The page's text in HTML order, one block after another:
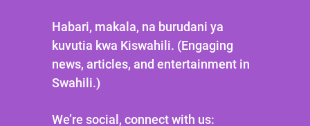
Habari, makala, na burudani ya
kuvutia kwa Kiswahili. (Engaging
news, articles, and entertainment in
Swahili.)
We’re social, connect with us: